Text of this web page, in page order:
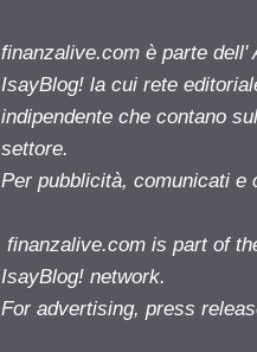
finanzalive.com è parte dell'
IsayBlog! la cui rete
indipendente che contano
settore.
Per pubblicità, comunicati e
finanzalive.com is part of
IsayBlog! network.
For advertising, press